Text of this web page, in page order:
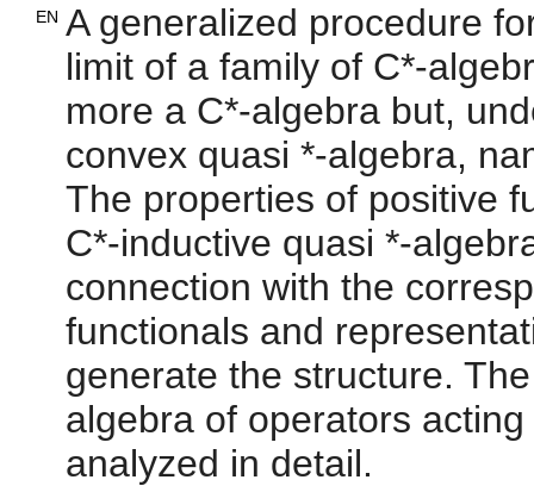
EN A generalized procedure
limit of a family of C*-
more a C*-algebra but,
convex quasi *-algebra,
The properties of positive
C*-inductive quasi *-
connection with the
functionals and
generate the structure.
algebra of operators
analyzed in detail.